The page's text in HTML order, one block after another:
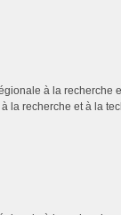
la recherche et à la